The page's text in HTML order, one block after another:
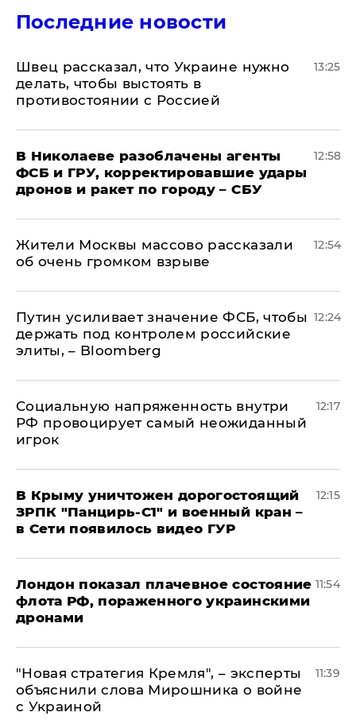
Последние новости
Швец рассказал, что Украине нужно
делать, чтобы выстоять в
противостоянии с Россией
13:25
В Николаеве разоблачены агенты
ФСБ и ГРУ, корректировавшие удары
дронов и ракет по городу – СБУ
12:58
Жители Москвы массово рассказали
об очень громком взрыве
12:54
Путин усиливает значение ФСБ, чтобы
держать под контролем российские
элиты, – Bloomberg
12:24
Социальную напряженность внутри
РФ провоцирует самый неожиданный
игрок
12:17
В Крыму уничтожен дорогостоящий
ЗРПК "Панцирь-С1" и военный кран –
в Сети появилось видео ГУР
12:15
Лондон показал плачевное состояние
флота РФ, пораженного украинскими
дронами
11:54
"Новая стратегия Кремля", – эксперты
объяснили слова Мирошника о войне
с Украиной
11:39